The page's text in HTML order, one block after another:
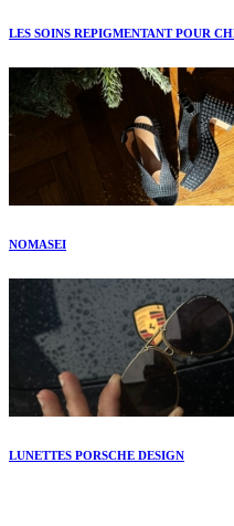
LES SOINS REPIGMENTANT POUR
NOMASEI
LUNETTES PORSCHE DESIGN